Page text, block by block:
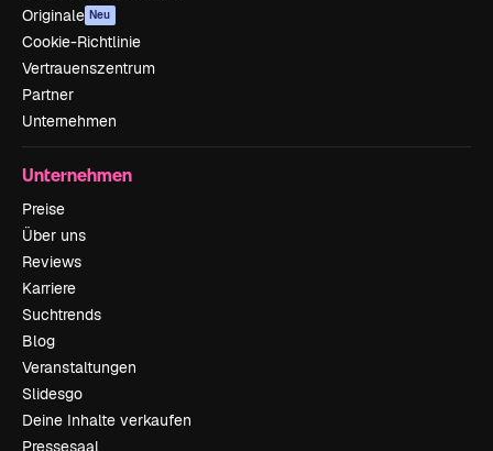
Originale Neu
Cookie-Richtlinie
Vertrauenszentrum
Partner
Unternehmen
Unternehmen
Preise
Über uns
Reviews
Karriere
Suchtrends
Blog
Veranstaltungen
Slidesgo
Deine Inhalte verkaufen
Pressesaal